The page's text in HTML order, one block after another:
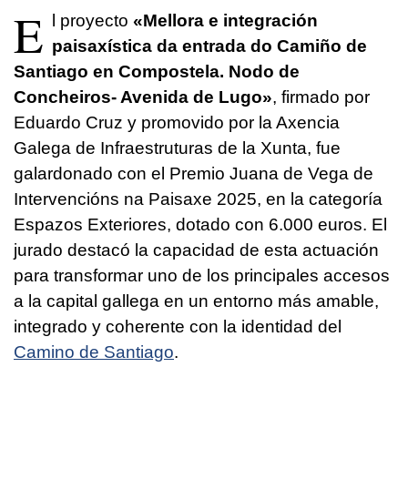
E l proyecto «Mellora e integración
paisaxística da entrada do Camiño de
Santiago en Compostela. Nodo de
Concheiros- Avenida de Lugo», firmado por
Eduardo Cruz y promovido por la Axencia
Galega de Infraestruturas de la Xunta, fue
galardonado con el Premio Juana de Vega de
Intervencións na Paisaxe 2025, en la categoría
Espazos Exteriores, dotado con 6.000 euros. El
jurado destacó la capacidad de esta actuación
para transformar uno de los principales accesos
a la capital gallega en un entorno más amable,
integrado y coherente con la identidad del
Camino de Santiago.